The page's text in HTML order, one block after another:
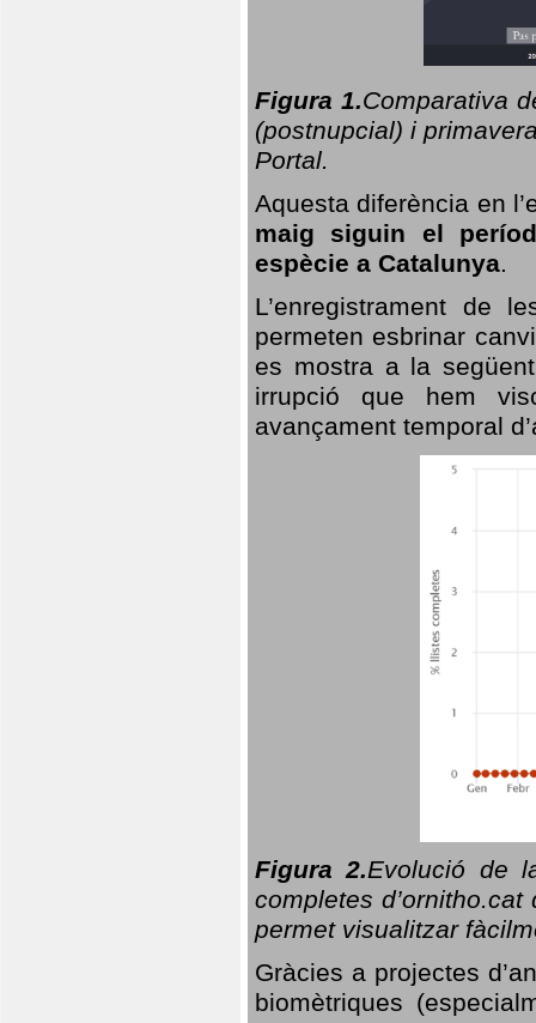
Figura 1.Comparativa
(postnupcial) i
Portal.
Aquesta diferència en
maig siguin el
espècie a Catalunya.
L’enregistrament de
permeten esbrinar
es mostra a la
irrupció que hem
avançament temporal
Figura 2.Evolució de
completes
permet visualitzar
Gràcies a projectes
biomètriques